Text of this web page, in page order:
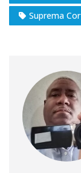
Suprema